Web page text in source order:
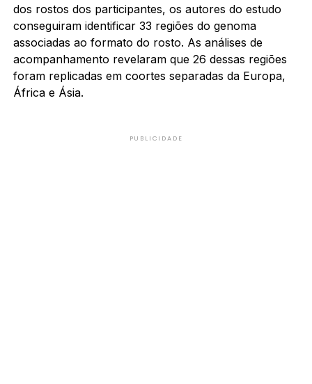
dos rostos dos participantes, os autores do estudo
conseguiram identificar 33 regiões do genoma
associadas ao formato do rosto. As análises de
acompanhamento revelaram que 26 dessas regiões
foram replicadas em coortes separadas da Europa,
África e Ásia.
PUBLICIDADE